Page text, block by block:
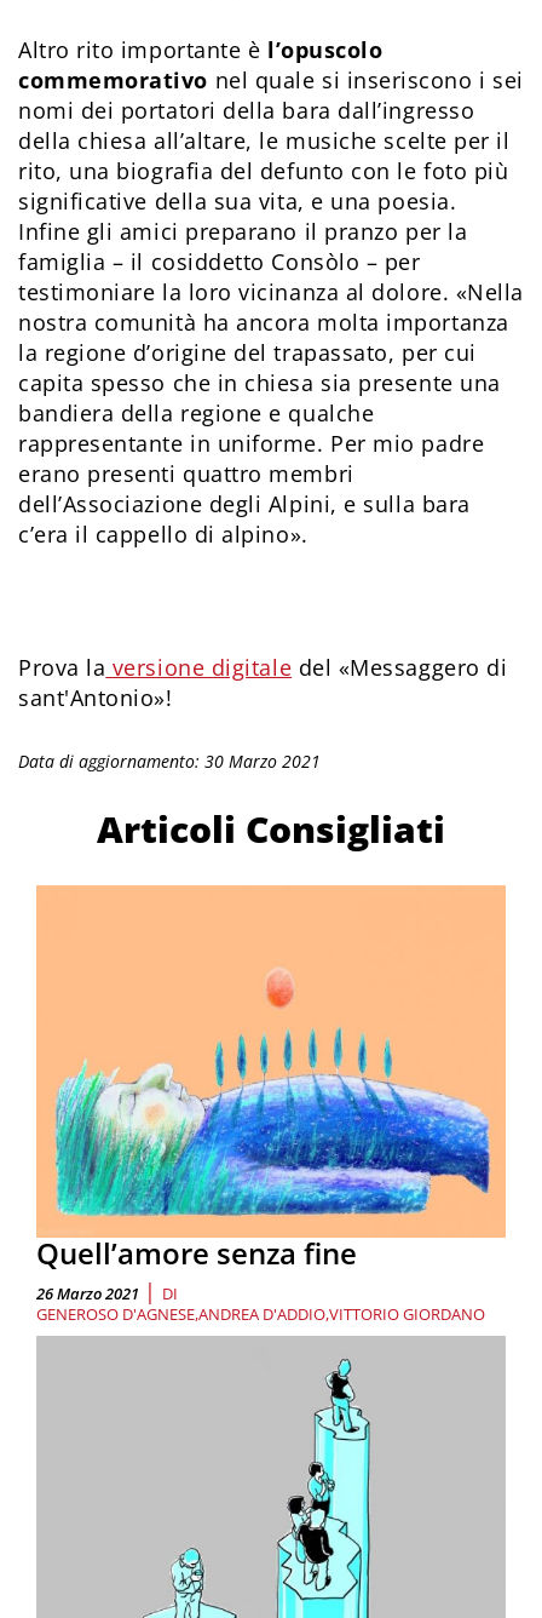
Altro rito importante è l’opuscolo
commemorativo nel quale si inseriscono i sei
nomi dei portatori della bara dall’ingresso
della chiesa all’altare, le musiche scelte per il
rito, una biografia del defunto con le foto più
significative della sua vita, e una poesia.
Infine gli amici preparano il pranzo per la
famiglia – il cosiddetto Consòlo – per
testimoniare la loro vicinanza al dolore. «Nella
nostra comunità ha ancora molta importanza
la regione d’origine del trapassato, per cui
capita spesso che in chiesa sia presente una
bandiera della regione e qualche
rappresentante in uniforme. Per mio padre
erano presenti quattro membri
dell’Associazione degli Alpini, e sulla bara
c’era il cappello di alpino».
Prova la versione digitale del «Messaggero di
sant'Antonio»!
Data di aggiornamento: 30 Marzo 2021
Articoli Consigliati
Quell’amore senza fine
26 Marzo 2021 | DI
GENEROSO D'AGNESEANDREA D'ADDIOVITTORIO GIORDANO